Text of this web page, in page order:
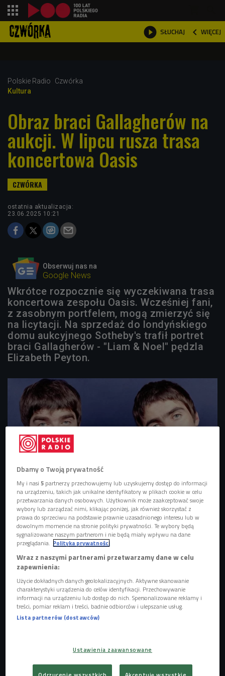
 SŁUCHAJ  WIĘCEJ

Polskie Radio
Czwórka
Kultura
Obraz braci Gallagherów na
aukcji. W lipcu rusza trasa
koncertowa Oasis
ostatnia aktualizacja:
23.06.2025 10:21
Obserwuj nas na
Google News
Wkrótce rozpocznie się wyczekiwana trasa
koncertowa zespołu Oasis. Wcześniej fani,
z zasobnym portfelem, mogą zmierzyć się
na licytacji. Na sprzedaż do londyńskiego
domu aukcyjnego Sotheby's trafił portret
braci Gallagherów - "Liam & Noel" pędzla
Elizabeth Peyton.
Noel Gallagher i Liam Gallagher
Foto: Jill Furmanovsky/Sony Music
Entertainment Poland/mat. prasowe
Na stronie domu aukcyjnego Sotheby's w Londynie obraz
"Liam&Noel" określono jako jeden z najbardziej ambitnych i
psychologicznie niuansowych portretów malarki, Elizabeth
Peyton, jakie stworzyła w erze britpopu.
Artystce udało się utrwalić czasogromnej sławy Oasis
Namalowała obraz tuż po rekordowych koncertach Oasis w
Knebworth Park - na które sprzedano 250 000 biletów w
Dbamy o Twoją prywatność
My i nasi5 partnerzy przechowujemy lub uzyskujemy dostęp do informacji
na urządzeniu, takich jak unikalne identyfikatory w plikach cookie w celu
przetwarzania danych osobowych. Użytkownik może zaakceptować swoje
wybory lub zarządzać nimi, klikając poniżej, jak również skorzystać z
prawa do sprzeciwu na podstawie prawnie uzasadnionego interesu lub w
dowolnym momencie na stronie polityki prywatności. Te wybory będą
sygnalizowane naszym partnerom i nie będą miały wpływu na dane
przeglądania. Polityka prywatności
Wraz z naszymi partnerami przetwarzamy dane w celu
zapewnienia:
Użycie dokładnych danych geolokalizacyjnych. Aktywne skanowanie
charakterystyki urządzenia do celów identyfikacji. Przechowywanie
informacji na urządzeniu lub dostęp do nich. Spersonalizowane reklamy i
treści, pomiar reklam i treści, badnie odbiorców i ulepszanie usług.
Lista partnerów (dostawców)
Ustawienia zaawansowane